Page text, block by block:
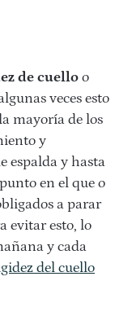
de cuelloo
veces esto
mayoría de los
y
espalda y hasta
en el que o
a parar
evitar esto, lo
y cada
del cuello